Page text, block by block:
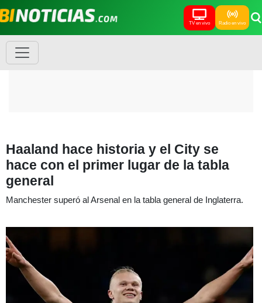
TV en vivo Radio en vivo
Haaland hace historia y el City se
hace con el primer lugar de la tabla
general
Manchester superó al Arsenal en la tabla general de Inglaterra.